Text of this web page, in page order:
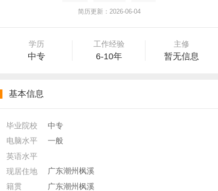
简历更新：2026-06-04
学历
中专
工作经验
6-10年
主修
暂无信息
基本信息
毕业院校
中专
电脑水平
一般
英语水平
现居住地
广东潮州枫溪
籍贯
广东潮州枫溪